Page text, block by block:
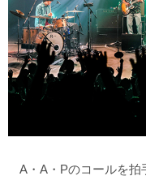
A・A・Pのコールを拍